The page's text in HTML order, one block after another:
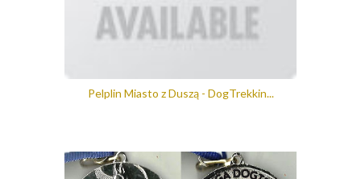
Pelplin Miasto z Duszą - DogTrekkin...